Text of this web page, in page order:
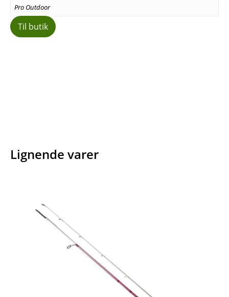
Pro Outdoor
Til butik
Lignende varer